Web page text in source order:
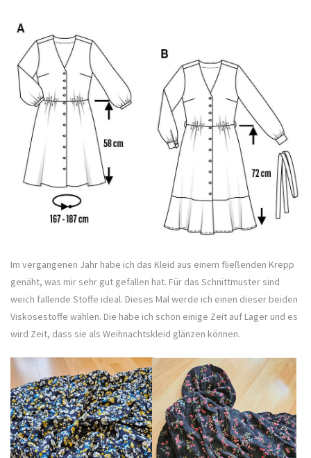
Im vergangenen Jahr habe ich das Kleid aus einem fließenden Krepp
genäht, was mir sehr gut gefallen hat. Für das Schnittmuster sind
weich fallende Stoffe ideal. Dieses Mal werde ich einen dieser beiden
Viskosestoffe wählen. Die habe ich schon einige Zeit auf Lager und es
wird Zeit, dass sie als Weihnachtskleid glänzen können.